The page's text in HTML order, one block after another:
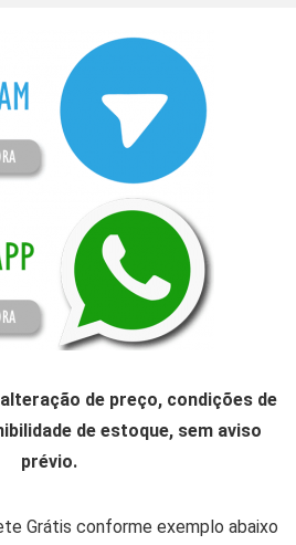
de preço, condições de
de estoque, sem aviso
prévio.
Grátis conforme exemplo abaixo